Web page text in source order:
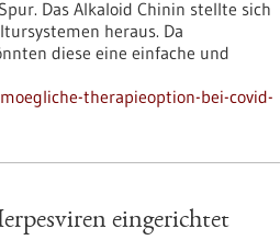
Das Alkaloid Chinin stellte sich
heraus. Da
diese eine einfache und
therapieoption-bei-covid-
eingerichtet